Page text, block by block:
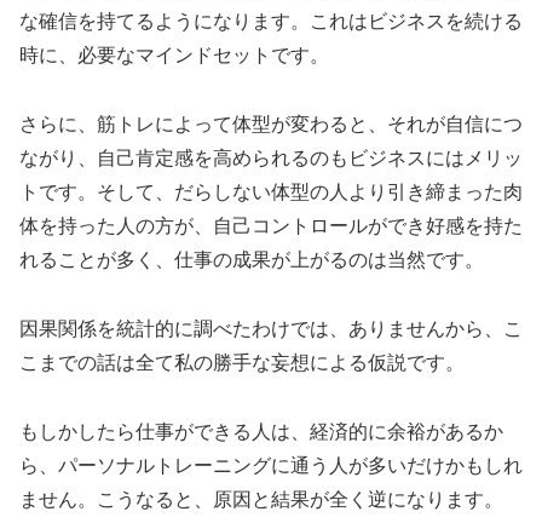
な確信を持てるようになります。これはビジネスを続ける
時に、必要なマインドセットです。
さらに、筋トレによって体型が変わると、それが自信につ
ながり、自己肯定感を高められるのもビジネスにはメリッ
トです。そして、だらしない体型の人より引き締まった肉
体を持った人の方が、自己コントロールができ好感を持た
れることが多く、仕事の成果が上がるのは当然です。
因果関係を統計的に調べたわけでは、ありませんから、こ
こまでの話は全て私の勝手な妄想による仮説です。
もしかしたら仕事ができる人は、経済的に余裕があるか
ら、パーソナルトレーニングに通う人が多いだけかもしれ
ません。こうなると、原因と結果が全く逆になります。